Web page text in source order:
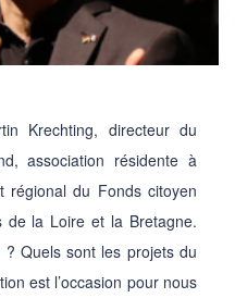
Krechting, directeur du
association résidente à
régional du Fonds citoyen
de la Loire et la Bretagne.
? Quels sont les projets du
est l’occasion pour nous